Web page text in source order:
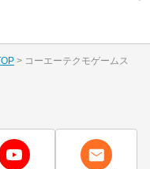
コーエーテクモゲームス